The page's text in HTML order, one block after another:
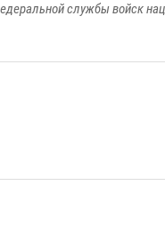
службы войск